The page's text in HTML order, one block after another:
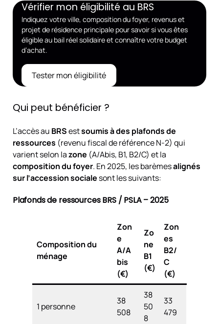
Vérifier mon éligibilité au BRS
Indiquez votre ville, composition du foyer, revenus et
projet de résidence principale pour savoir si vous êtes
éligible au bail réel solidaire et connaître votre budget
d’achat.
Tester mon éligibilité
Qui peut bénéficier ?
L’accès au BRSestsoumis à des plafonds de
ressources (revenu fiscal de référence N-2) qui
varient selon lazone (A/Abis, B1, B2/C) et la
composition du foyer. En 2025, les barèmesalignés
sur l’accession sociale sont les suivants:
Plafonds de ressources BRS / PSLA – 2025
Composition du
ménage
Zon
e
A/A
bis
(€)
Zo
ne
B1
(€)
Zon
es
B2/
C
(€)
1 personne
38
508
38
50
8
33
479